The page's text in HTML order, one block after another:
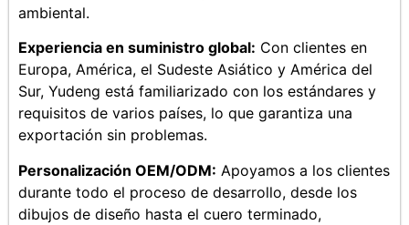
ambiental.
Experiencia en suministro global: Con clientes en
Europa, América, el Sudeste Asiático y América del
Sur, Yudeng está familiarizado con los estándares y
requisitos de varios países, lo que garantiza una
exportación sin problemas.
Personalización OEM/ODM: Apoyamos a los clientes
durante todo el proceso de desarrollo, desde los
dibujos de diseño hasta el cuero terminado,